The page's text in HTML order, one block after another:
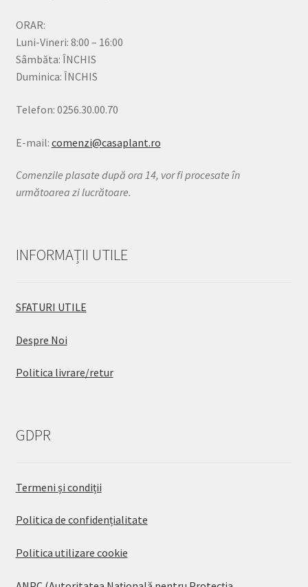
ORAR:
Luni-Vineri: 8:00 – 16:00
Sâmbăta: ÎNCHIS
Duminica: ÎNCHIS
Telefon: 0256.30.00.70
E-mail: comenzi@casaplant.ro
Comenzile plasate după ora 14, vor fi procesate în
următoarea zi lucrătoare.
INFORMAȚII UTILE
SFATURI UTILE
Despre Noi
Politica livrare/retur
GDPR
Termeni și condiții
Politica de confidențialitate
Politica utilizare cookie